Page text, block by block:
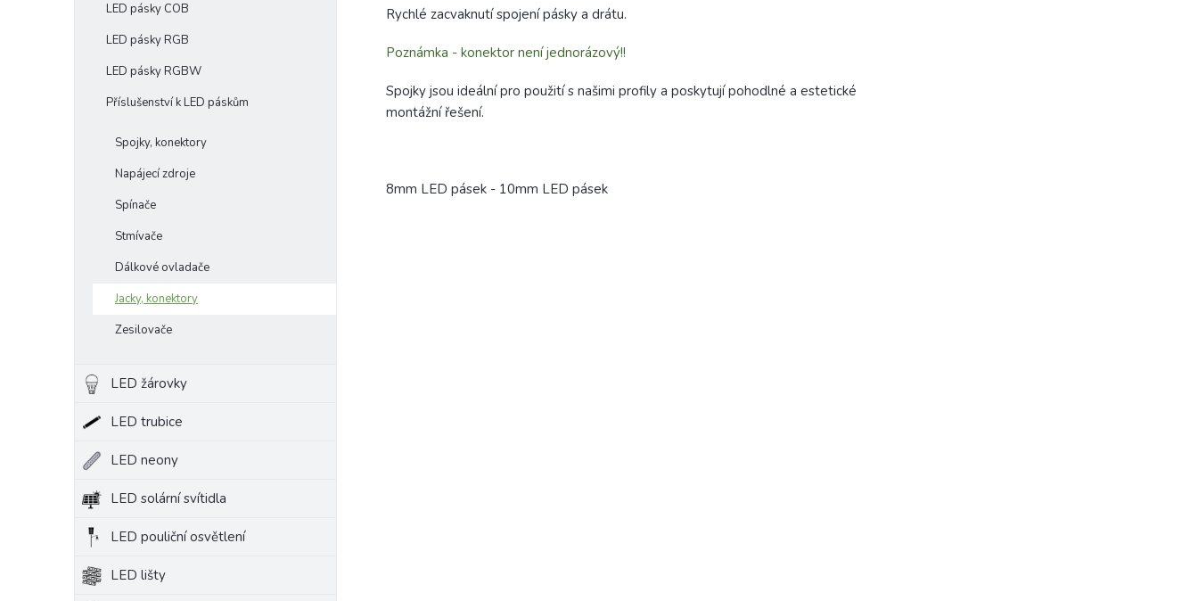
LED pásky COB
LED pásky RGB
LED pásky RGBW
Příslušenství k LED páskům
Spojky, konektory
Napájecí zdroje
Spínače
Stmívače
Dálkové ovladače
Jacky, konektory
Zesilovače
LED žárovky
LED trubice
LED neony
LED solární svítidla
LED pouliční osvětlení
LED lišty
Rychlé zacvaknutí spojení pásky a drátu.
Poznámka - konektor není jednorázový!!
Spojky jsou ideální pro použití s našimi profily a poskytují pohodlné a estetické
montážní řešení.
8mm LED pásek - 10mm LED pásek